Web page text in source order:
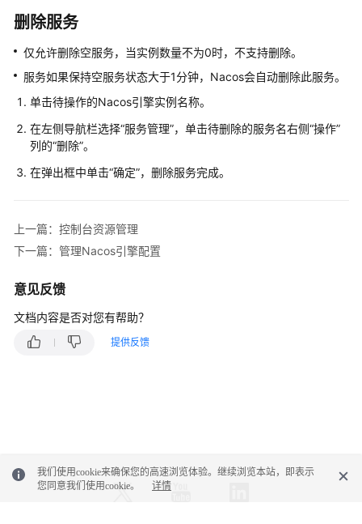
发
指
南
API
参
考
参
考
常
见
问
题
多
删除服务
仅允许删除空服务，当实例数量不为0时，不支持删除。
服务如果保持空服务状态大于1分钟，Nacos会自动删除此服务。
单击待操作的Nacos引擎实例名称。
在左侧导航栏选择“服务管理”，单击待删除的服务名右侧“操作”
列的“删除”。
在弹出框中单击“确定”，删除服务完成。
上一篇：控制台资源管理
下一篇：管理Nacos引擎配置
意见反馈
文档内容是否对您有帮助？
提供反馈
我们使用cookie来确保您的高速浏览体验。继续浏览本站，即表示
您同意我们使用cookie。
详情